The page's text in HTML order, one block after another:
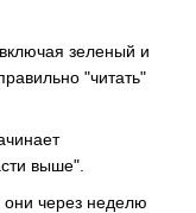
включая зеленый и
"читать"
выше".
через неделю